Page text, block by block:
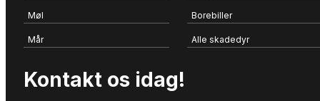
Møl Borebiller
Mår Alle skadedyr
Kontakt os idag!